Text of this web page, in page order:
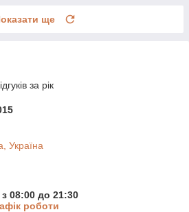
ще
за рік
Україна
08:00 до 21:30
роботи